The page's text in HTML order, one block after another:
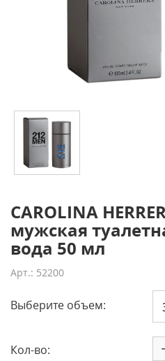
CAROLINA
мужская
вода 50 мл
Арт.: 52200
Выберите объем:
Кол-во: